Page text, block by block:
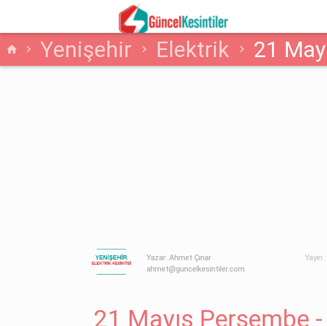
home Yenişehir Elektrik
21
Yazar: Ahmet Çınar
ahmet@guncelkesintiler.com
Yayın
21 Mayıs Perşembe